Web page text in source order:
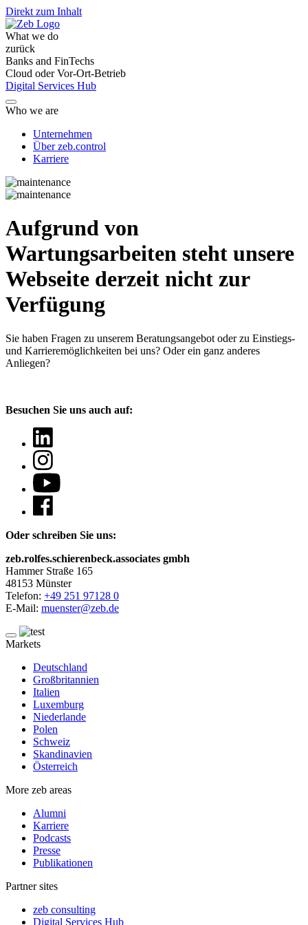
Direkt zum Inhalt
What we do
zurück
Banks and FinTechs
Cloud oder Vor-Ort-Betrieb
Digital Services Hub
Who we are
Unternehmen
Über zeb.control
Karriere
Aufgrund von
Wartungsarbeiten steht unsere
Webseite derzeit nicht zur
Verfügung
Sie haben Fragen zu unserem Beratungsangebot oder zu Einstiegs-
und Karrieremöglichkeiten bei uns? Oder ein ganz anderes
Anliegen?
Besuchen Sie uns auch auf:
Oder schreiben Sie uns:
zeb.rolfes.schierenbeck.associates gmbh
Hammer Straße 165
48153 Münster
Telefon: +49 251 97128 0
E-Mail: muenster@zeb.de
Markets
Deutschland
Großbritannien
Italien
Luxemburg
Niederlande
Polen
Schweiz
Skandinavien
Österreich
More zeb areas
Alumni
Karriere
Podcasts
Presse
Publikationen
Partner sites
zeb consulting
Digital Services Hub